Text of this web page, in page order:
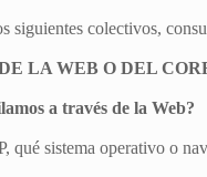
siguientes colectivos,
LA WEB O DEL
a través de la Web?
qué sistema operativo o